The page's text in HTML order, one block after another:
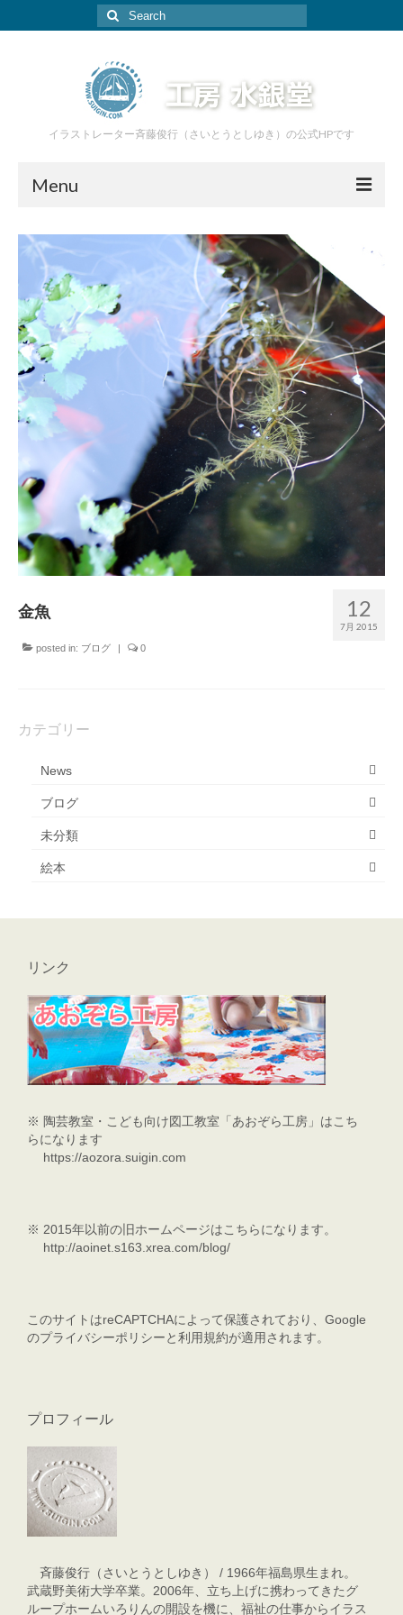
Search
for:
イラストレーター斉藤俊行（さいとうとしゆき）の公式HPです
Menu
ホーム
イラスト
絵本
家具
あおぞら工房
おやすみロバ
ブログ
メール
12
7月 2015
金魚
posted in: ブログ 0
カテゴリー
News
ブログ
未分類
絵本
リンク
※ 陶芸教室・こども向け図工教室「あおぞら工房」はこち
らになります
https://aozora.suigin.com
※ 2015年以前の旧ホームページはこちらになります。
http://aoinet.s163.xrea.com/blog/
このサイトはreCAPTCHAによって保護されており、Google
のプライバシーポリシーと利用規約が適用されます。
プロフィール
斉藤俊行（さいとうとしゆき） / 1966年福島県生まれ。
武蔵野美術大学卒業。2006年、立ち上げに携わってきたグ
ループホームいろりんの開設を機に、福祉の仕事からイラス